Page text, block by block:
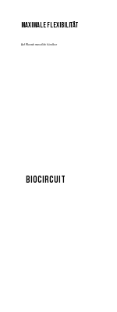
MAXIMALE FLEXIBILITÄT
Auf Wunsch monatlich kündbar
BIOCIRCuiT